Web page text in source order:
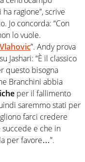
ragione”, scrive
Jo concorda: “Con
lo vuole.
Vlahovic”. Andy prova
Jashari: “È il classico
questo bisogna
Branchini abbia
per il fallimento
saremmo stati per
farci credere
succede e che in
per favore…”.